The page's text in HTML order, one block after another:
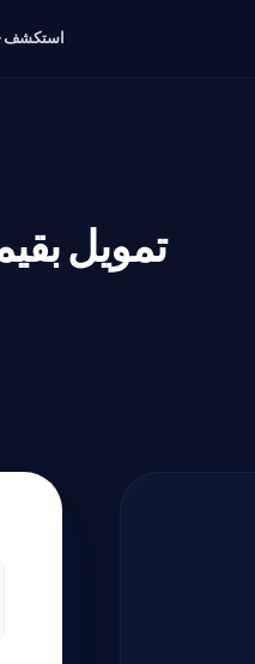
استكشف